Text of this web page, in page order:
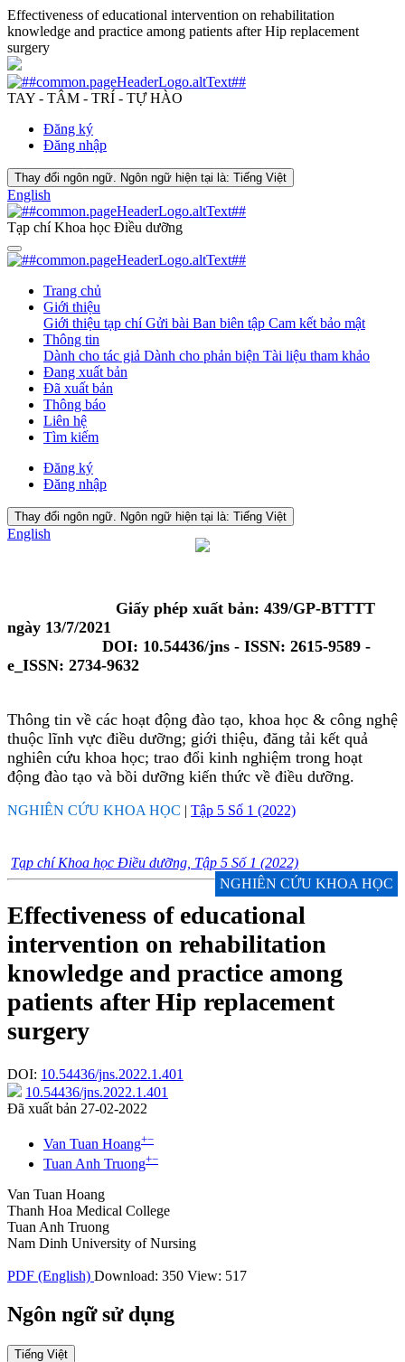
Effectiveness of educational intervention on rehabilitation
knowledge and practice among patients after Hip replacement
surgery
TAY - TÂM - TRÍ - TỰ HÀO
Đăng ký
Đăng nhập
Thay đổi ngôn ngữ. Ngôn ngữ hiện tại là: Tiếng Việt
English
Tạp chí Khoa học Điều dưỡng
Trang chủ
Giới thiệu
Giới thiệu tạp chíGửi bài Ban biên tập Cam kết bảo mật
Thông tin
Dành cho tác giả Dành cho phản biện Tài liệu tham khảo
Đang xuất bản
Đã xuất bản
Thông báo
Liên hệ
Tìm kiếm
Đăng ký
Đăng nhập
Thay đổi ngôn ngữ. Ngôn ngữ hiện tại là: Tiếng Việt
English
Giấy phép xuất bản: 439/GP-BTTTT
ngày 13/7/2021
DOI: 10.54436/jns - ISSN: 2615-9589 -
e_ISSN: 2734-9632
Thông tin về các hoạt động đào tạo, khoa học & công nghệ
thuộc lĩnh vực điều dưỡng; giới thiệu, đăng tải kết quả
nghiên cứu khoa học; trao đổi kinh nghiệm trong hoạt
động đào tạo và bồi dưỡng kiến thức về điều dưỡng.
NGHIÊN CỨU KHOA HỌC | Tập 5 Số 1 (2022)
Tạp chí Khoa học Điều dưỡng, Tập 5 Số 1 (2022)
NGHIÊN CỨU KHOA HỌC
Effectiveness of educational
intervention on rehabilitation
knowledge and practice among
patients after Hip replacement
surgery
DOI: 10.54436/jns.2022.1.401
10.54436/jns.2022.1.401
Đã xuất bản 27-02-2022
Van Tuan Hoang+−
Tuan Anh Truong+−
Van Tuan Hoang
Thanh Hoa Medical College
Tuan Anh Truong
Nam Dinh University of Nursing
PDF (English) Download: 350 View: 517
Ngôn ngữ sử dụng
Tiếng Việt